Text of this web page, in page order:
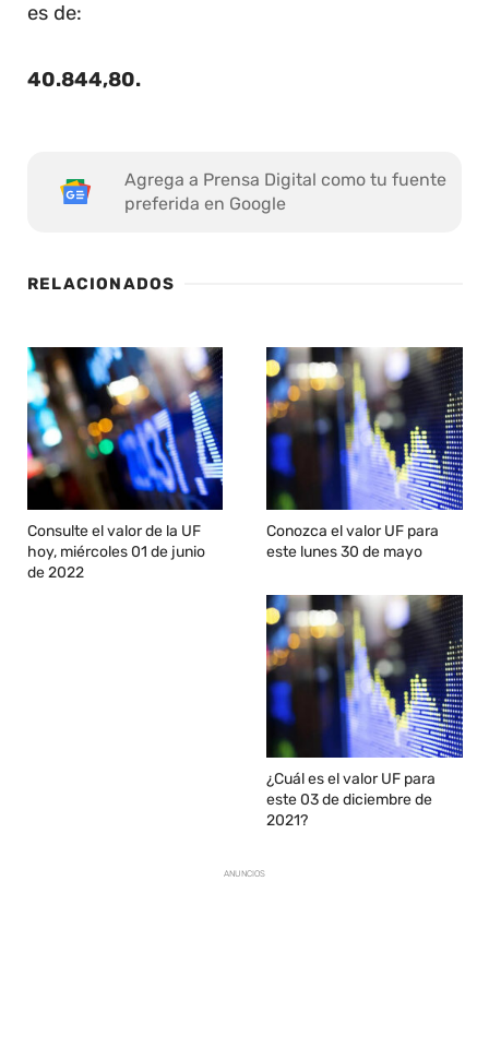
es de:
40.844,80.
Agrega a Prensa Digital como tu fuente
preferida en Google
RELACIONADOS
Consulte el valor de la UF
hoy, miércoles 01 de junio
de 2022
Conozca el valor UF para
este lunes 30 de mayo
¿Cuál es el valor UF para
este 03 de diciembre de
2021?
ANUNCIOS